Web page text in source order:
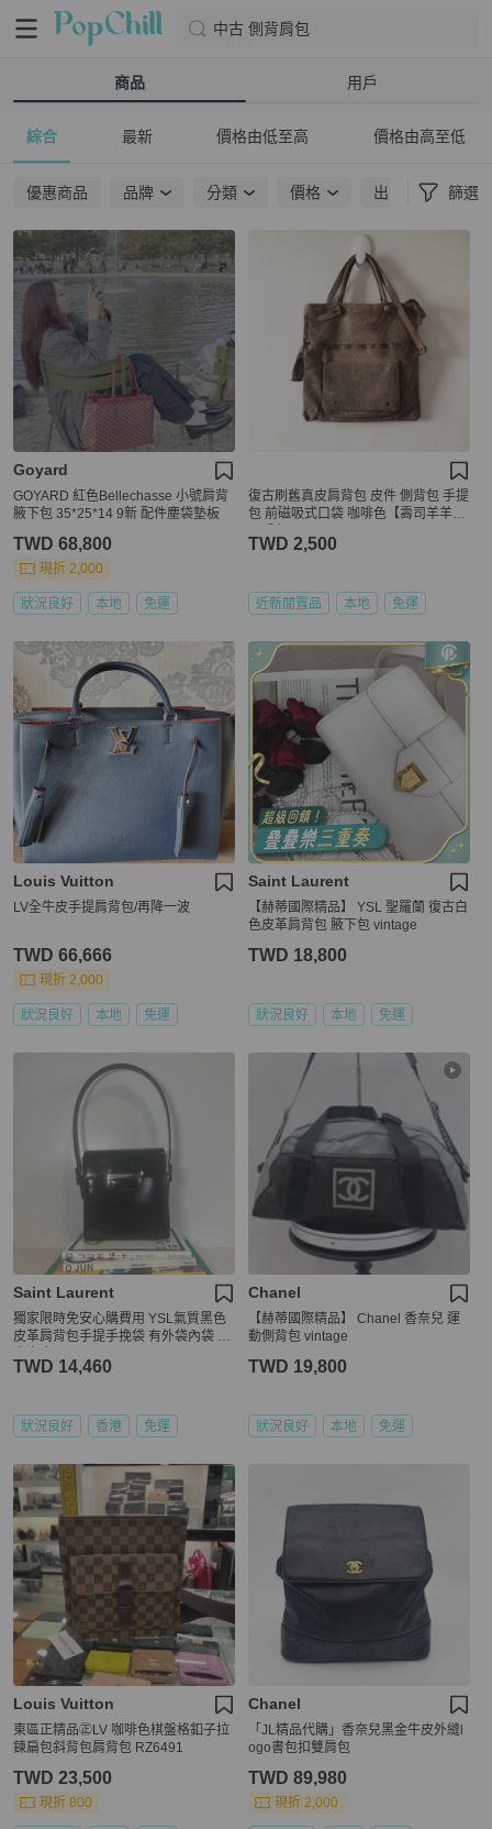
中古 側背肩包
商品 用戶
綜合 最新 價格由低至高 價格由高至低
優惠商品 品牌 分類 價格 出貨地點 篩選
Goyard
GOYARD 紅色Bellechasse 小號肩背
腋下包 35*25*14 9新 配件塵袋墊板
TWD 68,800
現折 2,000
狀況良好 本地 免運
復古刷舊真皮肩背包 皮件 側背包 手提
包 前磁吸式口袋 咖啡色【壽司羊羊】
TWD 2,500
近新閒置品 本地 免運
Louis Vuitton
LV全牛皮手提肩背包/再降一波
TWD 66,666
現折 2,000
狀況良好 本地 免運
Saint Laurent
【赫蒂國際精品】 YSL 聖羅蘭 復古白
色皮革肩背包 腋下包 vintage
TWD 18,800
狀況良好 本地 免運
Saint Laurent
獨家限時免安心購費用 YSL氣質黑色
皮革肩背包手提手挽袋 有外袋內袋 日
TWD 14,460
狀況良好 香港 免運
Chanel
【赫蒂國際精品】 Chanel 香奈兒 運
動側背包 vintage
TWD 19,800
狀況良好 本地 免運
Louis Vuitton
東區正精品㊣LV 咖啡色棋盤格釦子拉
鍊扁包斜背包肩背包 RZ6491
TWD 23,500
現折 800
Chanel
「JL精品代購」香奈兒黑金牛皮外縫l
ogo書包扣雙肩包
TWD 89,980
現折 2,000